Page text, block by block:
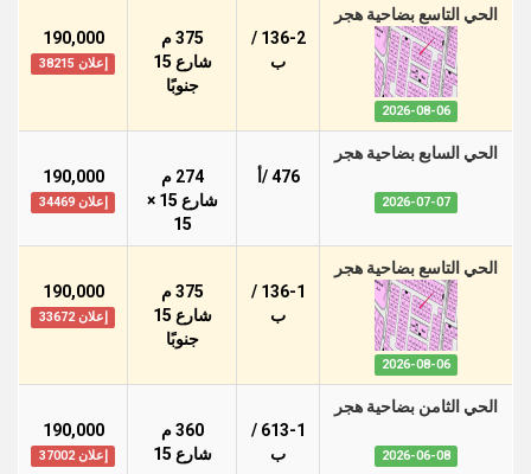
الحي التاسع بضاحية هجر
2026-08-06
136-2 /
ب
375 م
شارع 15
جنوبًا
190,000
إعلان 38215
الحي السابع بضاحية هجر
2026-07-07
476 /أ
274 م
شارع 15 ×
15
190,000
إعلان 34469
الحي التاسع بضاحية هجر
2026-08-06
136-1 /
ب
375 م
شارع 15
جنوبًا
190,000
إعلان 33672
الحي الثامن بضاحية هجر
2026-06-08
613-1 /
ب
360 م
شارع 15
190,000
إعلان 37002